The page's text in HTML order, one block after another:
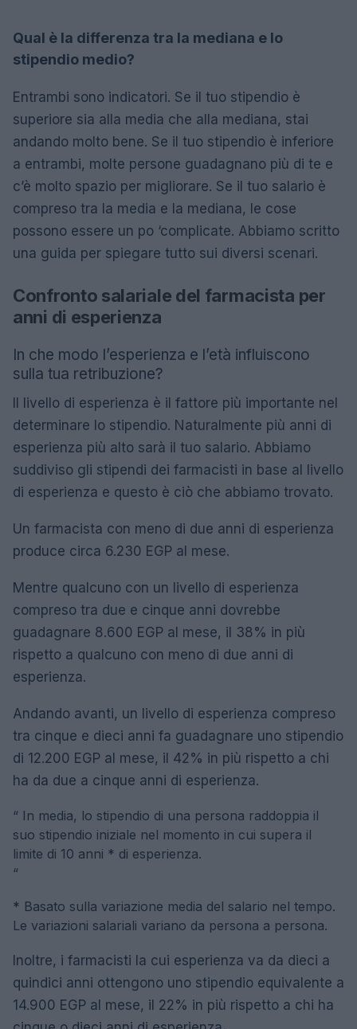
Qual è la differenza tra la mediana e lo
stipendio medio?
Entrambi sono indicatori. Se il tuo stipendio è
superiore sia alla media che alla mediana, stai
andando molto bene. Se il tuo stipendio è inferiore
a entrambi, molte persone guadagnano più di te e
c’è molto spazio per migliorare. Se il tuo salario è
compreso tra la media e la mediana, le cose
possono essere un po ‘complicate. Abbiamo scritto
una guida per spiegare tutto sui diversi scenari.
Confronto salariale del farmacista per
anni di esperienza
In che modo l’esperienza e l’età influiscono
sulla tua retribuzione?
Il livello di esperienza è il fattore più importante nel
determinare lo stipendio. Naturalmente più anni di
esperienza più alto sarà il tuo salario. Abbiamo
suddiviso gli stipendi dei farmacisti in base al livello
di esperienza e questo è ciò che abbiamo trovato.
Un farmacista con meno di due anni di esperienza
produce circa 6.230 EGP al mese.
Mentre qualcuno con un livello di esperienza
compreso tra due e cinque anni dovrebbe
guadagnare 8.600 EGP al mese, il 38% in più
rispetto a qualcuno con meno di due anni di
esperienza.
Andando avanti, un livello di esperienza compreso
tra cinque e dieci anni fa guadagnare uno stipendio
di 12.200 EGP al mese, il 42% in più rispetto a chi
ha da due a cinque anni di esperienza.
“ In media, lo stipendio di una persona raddoppia il
suo stipendio iniziale nel momento in cui supera il
limite di 10 anni * di esperienza.
“
* Basato sulla variazione media del salario nel tempo.
Le variazioni salariali variano da persona a persona.
Inoltre, i farmacisti la cui esperienza va da dieci a
quindici anni ottengono uno stipendio equivalente a
14.900 EGP al mese, il 22% in più rispetto a chi ha